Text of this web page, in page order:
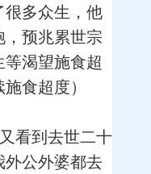
很多众生，他
预兆累世宗
渴望施食超
食超度）
看到去世二十
外公外婆都去